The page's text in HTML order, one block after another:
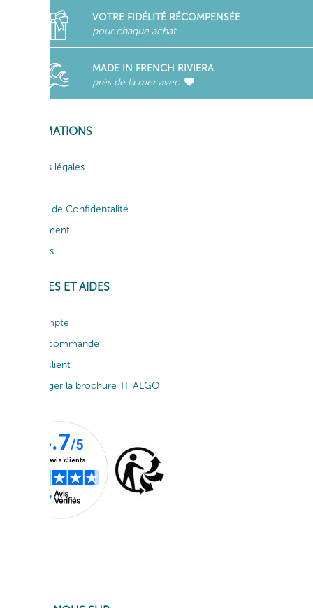
VOTRE FIDÉLITÉ RÉCOMPENSÉE
pour chaque achat
MADE IN FRENCH RIVIERA
près de la mer avec
INFORMATIONS
Mentions légales
Politique de Confidentalité
Recrutement
Actualités
SERVICES ET AIDES
Mon compte
Suivi de commande
Service client
Télécharger la brochure THALGO